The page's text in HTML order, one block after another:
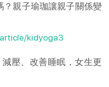
親子瑜珈讓親子關係變
kidyoga3
壓、改善睡眠，女生更